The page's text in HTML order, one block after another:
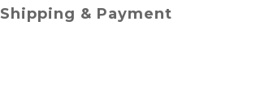
Shipping & Payment